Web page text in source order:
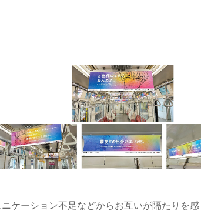
ケーション不足などからお互いが隔たりを感